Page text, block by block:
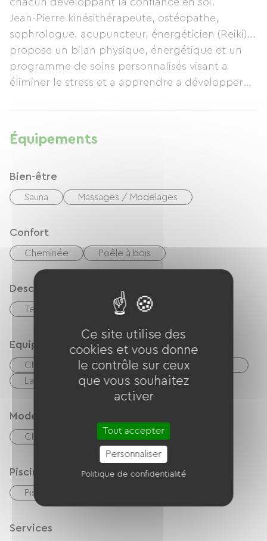
Jean-Pierre kinésithérapeute, ostéopathe,
sophrologue, acupuncteur, énergéticien (Reiki)...
propose un bilan physique, énergétique et un
programme de soins personnalisés visant a
éliminer le stress et a apprendre a développer
adaptée aux points forts et points faibles de
votre constitution.
Équipements
Bien-être
Sauna Massages / Modelages
Confort
Cheminée Poêle à bois
Description
Terrasse Terrain clos privatif
Equipements
Chaîne Hi-fi Barbecue
Matériel Bébé
Lave linge
Modes de paiement
Chèques Espèces Virement
Piscine
Piscine plein air
Services
Ce site utilise des
cookies et vous donne
le contrôle sur ceux
que vous souhaitez
activer
Tout accepter
Personnaliser
Politique de confidentialité